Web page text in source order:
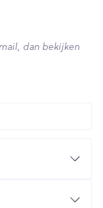
dan bekijken